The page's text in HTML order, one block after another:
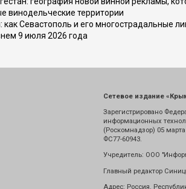
винодельческие территории
как Севастополь и его многострадальные
9 июля 2026 года
Сетевое издание
Зарегистрировано
информационных
(Роскомнадзор) 05
ФС77-60943.
Учредитель: ООО
Главный редактор
Адрес: Россия.